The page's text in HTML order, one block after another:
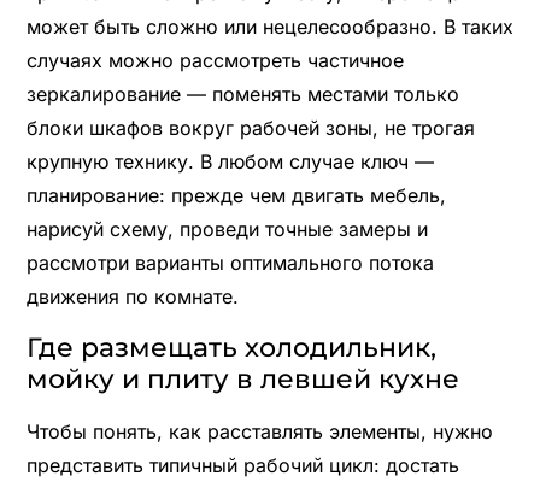
может быть сложно или нецелесообразно. В таких
случаях можно рассмотреть частичное
зеркалирование — поменять местами только
блоки шкафов вокруг рабочей зоны, не трогая
крупную технику. В любом случае ключ —
планирование: прежде чем двигать мебель,
нарисуй схему, проведи точные замеры и
рассмотри варианты оптимального потока
движения по комнате.
Где размещать холодильник,
мойку и плиту в левшей кухне
Чтобы понять, как расставлять элементы, нужно
представить типичный рабочий цикл: достать